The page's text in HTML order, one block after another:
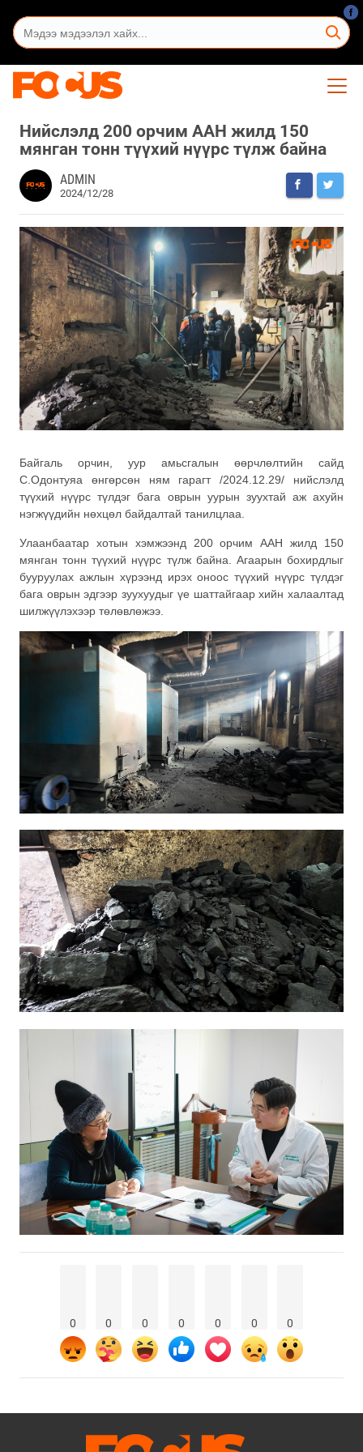
Нийслэлд 200 орчим ААН жилд 150
мянган тонн түүхий нүүрс түлж байна
ADMIN
2024/12/28
Байгаль орчин, уур амьсгалын өөрчлөлтийн сайд
С.Одонтуяа өнгөрсөн ням гарагт /2024.12.29/ нийслэлд
түүхий нүүрс түлдэг бага оврын уурын зуухтай аж ахуйн
нэгжүүдийн нөхцөл байдалтай танилцлаа.
Улаанбаатар хотын хэмжээнд 200 орчим ААН жилд 150
мянган тонн түүхий нүүрс түлж байна. Агаарын бохирдлыг
бууруулах ажлын хүрээнд ирэх оноос түүхий нүүрс түлдэг
бага оврын эдгээр зуухуудыг үе шаттайгаар хийн халаалтад
шилжүүлэхээр төлөвлөжээ.
0 0 0 0 0 0 0